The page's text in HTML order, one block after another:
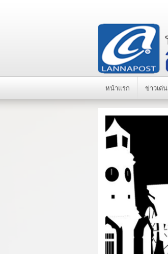
หน้าแรก ข่าวเด่น